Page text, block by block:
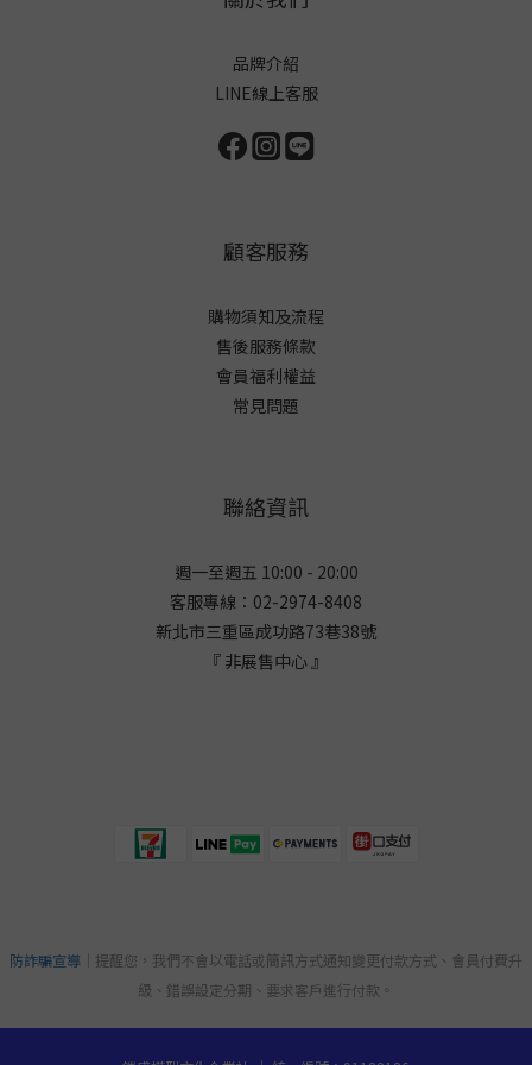
品牌介紹
LINE線上客服
顧客服務
購物須知及流程
售後服務條款
會員福利權益
常見問題
聯絡資訊
週一至週五 10:00 - 20:00
客服專線：02-2974-8408
新北市三重區成功路73巷38號
『 非展售中心 』
防詐騙宣導 ｜提醒您，我們不會以電話或簡訊方式通知變更付款方式、會員付費升
級、錯誤設定分期、要求客戶進行付款。